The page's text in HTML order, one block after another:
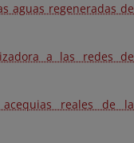
aguas regeneradas de
a las redes de
reales de la